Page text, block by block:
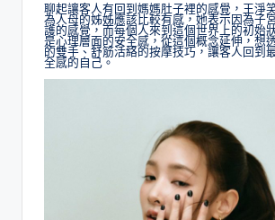
聊起讓客人有回到媽媽肚子裡的感覺，王淨
為人母的姊姊應該比較有感，她表示因為子
護的感覺，而每個人來到這個世界上的初始
是心理層面的安全感，從這個概念延伸，想
的雙手、舒筋活絡的按摩技巧，讓客人回到
全感的自己。